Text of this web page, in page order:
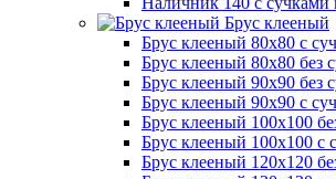
Брус клееный
Брус клееный 80х80 с
Брус клееный 80х80 без
Брус клееный 90х90 без
Брус клееный 90х90 с
Брус клееный 100х100
Брус клееный 100х100 с
Брус клееный 120х120